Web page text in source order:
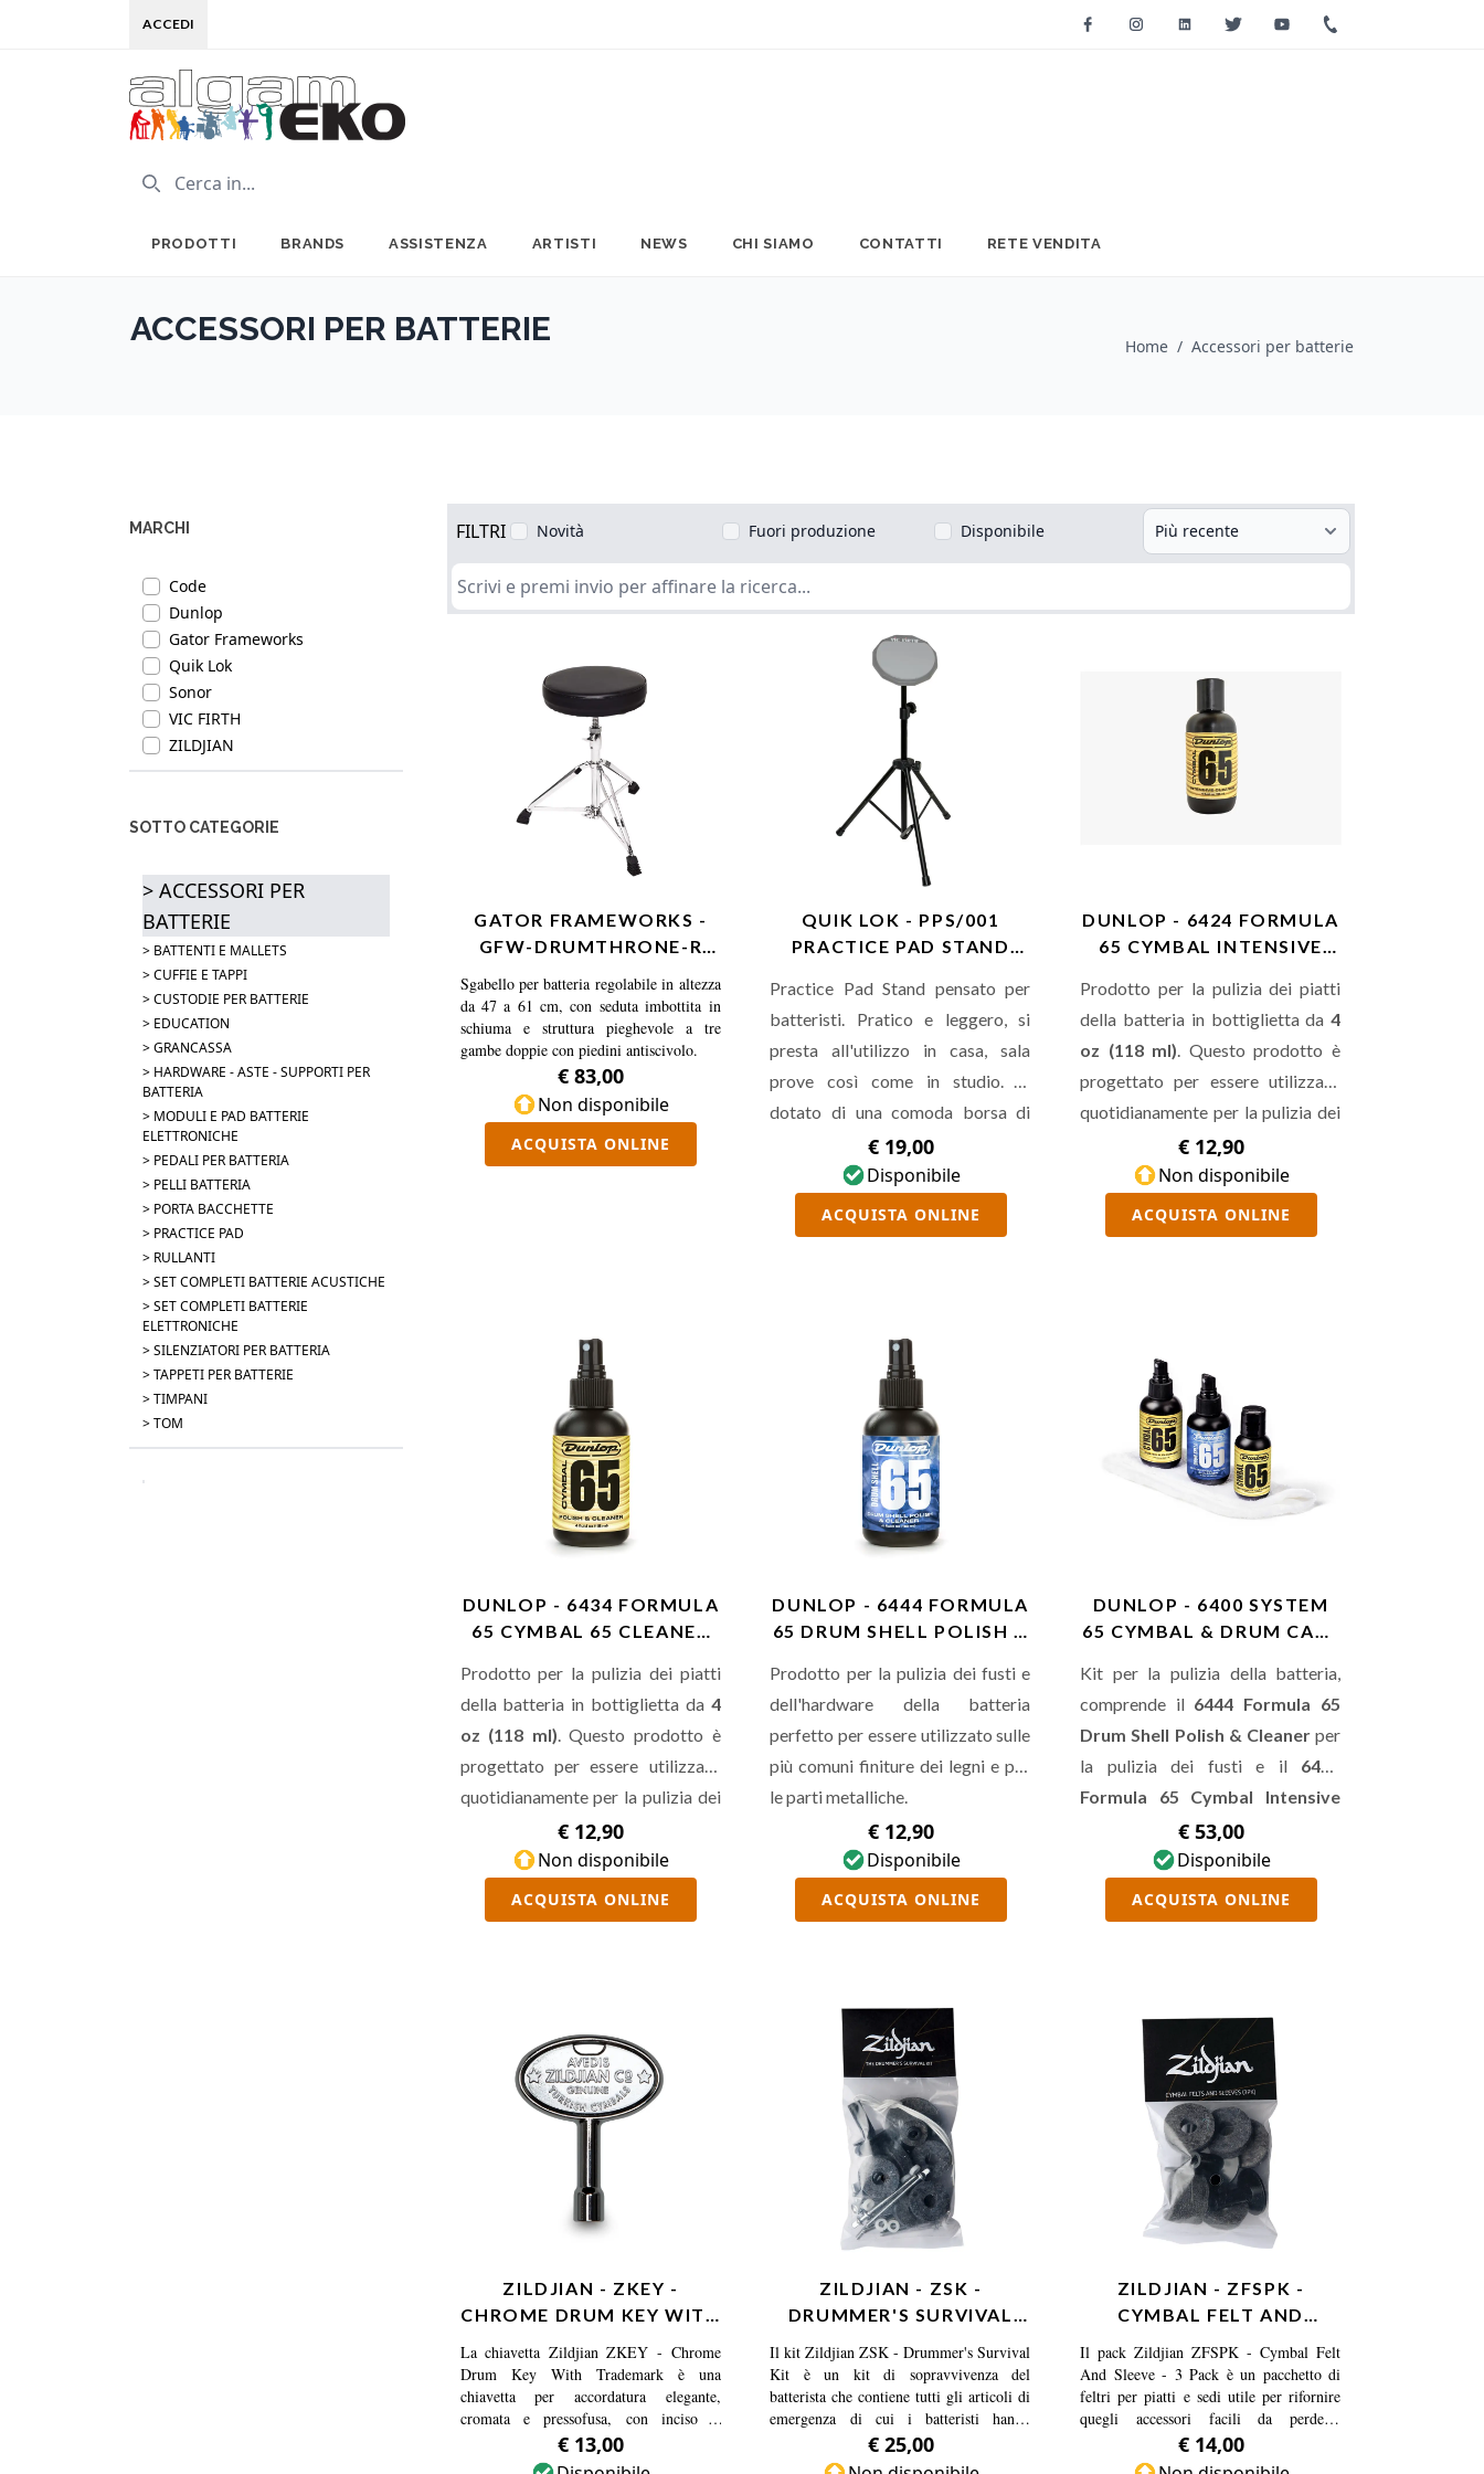
ACCEDI FacebookInstagramLinkedinTwitter Youtube
PRODOTTI BRANDS ASSISTENZA ARTISTI NEWS CHI SIAMO CONTATTI RETE VENDITA
ACCESSORI PER BATTERIE Home / Accessori per batterie
MARCHI
Code
Dunlop
Gator Frameworks
Quik Lok
Sonor
VIC FIRTH
ZILDJIAN
SOTTO CATEGORIE
> ACCESSORI PER
BATTERIE
> BATTENTI E MALLETS
> CUFFIE E TAPPI
> CUSTODIE PER BATTERIE
> EDUCATION
> GRANCASSA
> HARDWARE - ASTE - SUPPORTI PER
BATTERIA
> MODULI E PAD BATTERIE
ELETTRONICHE
> PEDALI PER BATTERIA
> PELLI BATTERIA
> PORTA BACCHETTE
> PRACTICE PAD
> RULLANTI
> SET COMPLETI BATTERIE ACUSTICHE
> SET COMPLETI BATTERIE
ELETTRONICHE
> SILENZIATORI PER BATTERIA
> TAPPETI PER BATTERIE
> TIMPANI
> TOM
FILTRI Novità Fuori produzione Disponibile
GATOR FRAMEWORKS -
GFW-DRUMTHRONE-R
REGO…
Sgabello per batteria regolabile in altezza
da 47 a 61 cm, con seduta imbottita in
schiuma e struttura pieghevole a tre
gambe doppie con piedini antiscivolo.
€ 83,00
Non disponibile
ACQUISTA ONLINE
QUIK LOK - PPS/001
PRACTICE PAD STAND
Practice Pad Stand pensato per
batteristi. Pratico e leggero, si
presta all'utilizzo in casa, sala
prove così come in studio. E’
dotato di una comoda borsa di
trasporto adatta a contenere sia il
supporto che il Pad.
€ 19,00
Disponibile
ACQUISTA ONLINE
DUNLOP - 6424 FORMULA
65 CYMBAL INTENSIVE
Prodotto per la pulizia dei piatti
della batteria in bottiglietta da4
oz (118 ml). Questo prodotto è
progettato per essere utilizzato
quotidianamente per la pulizia dei
piatti, ed è particolarmente adatto
a piatti vecchi ossidati o corrosi.
€ 12,90
Non disponibile
ACQUISTA ONLINE
DUNLOP - 6434 FORMULA
65 CYMBAL 65 CLEANER
Prodotto per la pulizia dei piatti
della batteria in bottiglietta da 4
oz (118 ml) . Questo prodotto è
progettato per essere utilizzato
quotidianamente per la pulizia dei
piatti per renderli puliti e risonanti.
€ 12,90
Non disponibile
ACQUISTA ONLINE
DUNLOP - 6444 FORMULA
65 DRUM SHELL POLISH &
Prodotto per la pulizia dei fusti e
dell'hardware della batteria
perfetto per essere utilizzato sulle
più comuni finiture dei legni e per
le parti metalliche.
€ 12,90
Disponibile
ACQUISTA ONLINE
DUNLOP - 6400 SYSTEM
65 CYMBAL & DRUM CARE
Kit per la pulizia della batteria,
comprende il 6444 Formula 65
Drum Shell Polish & Cleaner per
la pulizia dei fusti e il 6422
Formula 65 Cymbal Intensive
e il 6434 Formula 65
Cymbal Cleanerper la pulizia dei
€ 53,00
Disponibile
ACQUISTA ONLINE
ZILDJIAN - ZKEY -
CHROME DRUM KEY WITH
La chiavetta Zildjian ZKEY - Chrome
Drum Key With Trademark è una
chiavetta per accordatura elegante,
cromata e pressofusa, con inciso il
marchio Avedis Zildjian Company.
€ 13,00
ZILDJIAN - ZSK -
DRUMMER'S SURVIVAL
Il kit Zildjian ZSK - Drummer's Survival
Kit è un kit di sopravvivenza del
batterista che contiene tutti gli articoli di
emergenza di cui i batteristi hanno
bisogno durante il concerto.
€ 25,00
ZILDJIAN - ZFSPK -
CYMBAL FELT AND
Il pack Zildjian ZFSPK - Cymbal Felt
And Sleeve - 3 Pack è un pacchetto di
feltri per piatti e sedi utile per rifornire
quegli accessori facili da perdere.
Mantieni i tuoi piatti protetti avendo
sempre a portata di mano tutto in un
€ 14,00